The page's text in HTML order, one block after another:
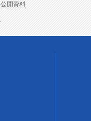
公開資料